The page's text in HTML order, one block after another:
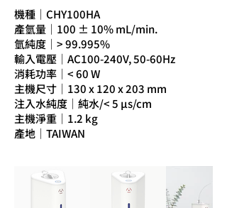
機種｜CHY100HA
產氫量｜100 ± 10% mL/min.
氫純度｜> 99.995%
輸入電壓｜AC100-240V, 50-60Hz
消耗功率｜< 60 W
主機尺寸｜130 x 120 x 203 mm
注入水純度｜純水/< 5 μs/cm
主機淨重｜1.2 kg
產地｜TAIWAN